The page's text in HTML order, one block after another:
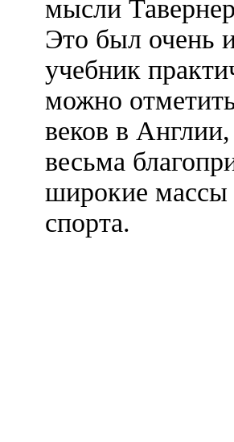
мысли
Это был очень
учебник
можно
веков в
весьма
широкие массы
спорта.